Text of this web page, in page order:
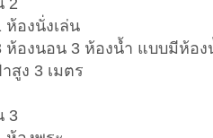
2
ห้องนั่งเล่น
ห้องนอน 3 ห้องน้ำ แบบมีห้อง
สูง 3 เมตร
3